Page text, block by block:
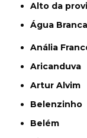
alto da
Água Branca
Anália
Aricanduva
Artur Alvim
Belenzinho
Belém